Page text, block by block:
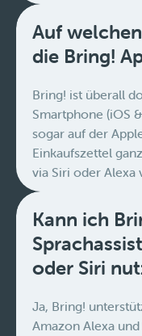
Auf
die Bring!
Bring! ist überall
Smartphone (iOS
sogar auf der
Einkaufszettel
via Siri oder Alexa
Kann ich
oder Siri
Ja, Bring!
Amazon Alexa